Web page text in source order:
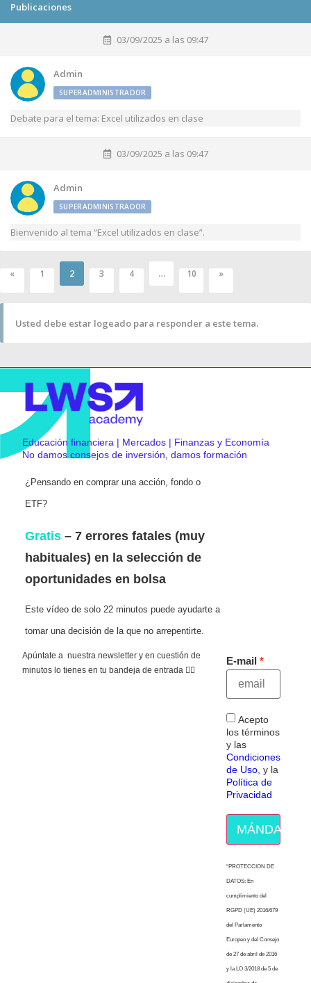
Publicaciones
03/09/2025 a las 09:47
Admin
SUPERADMINISTRADOR
Debate para el tema: Excel utilizados en clase
03/09/2025 a las 09:47
Admin
SUPERADMINISTRADOR
Bienvenido al tema “Excel utilizados en clase”.
« 1 2 3 4 … 10 »
Usted debe estar logeado para responder a este tema.
Educación financiera | Mercados | Finanzas y Economía
No damos consejos de inversión, damos formación
¿Pensando en comprar una acción, fondo o
ETF?
Gratis – 7 errores fatales (muy
habituales) en la selección de
oportunidades en bolsa
Este vídeo de solo 22 minutos puede ayudarte a
tomar una decisión de la que no arrepentirte.
Apúntate a nuestra newsletter y en cuestión de
minutos lo tienes en tu bandeja de entrada 👇🏻
E-mail
Acepto
los términos
y las
Condiciones
de Uso , y la
Política de
Privacidad
MÁNDAME
“PROTECCION DE
DATOS: En
cumplimiento del
RGPD (UE) 2016/679
del Parlamento
Europeo y del Consejo
de 27 de abril de 2016
y la LO 3/2018 de 5 de